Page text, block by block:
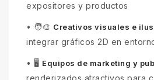
expositores y productos
• 🧑‍🎨 Creativos visuales e
integrar gráficos 2D en
• 🖥️ Equipos de marketing y
renderizados atractivos para